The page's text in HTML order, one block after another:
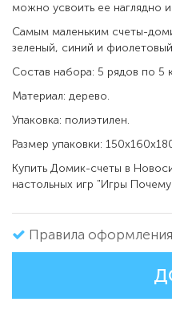
можно усвоить ее наглядно
Самым маленьким счеты-
зеленый, синий и
Состав набора: 5 рядов по 5
Материал: дерево.
Упаковка: полиэтилен.
Размер упаковки:
Купить Домик-счеты в
настольных игр "Игры
Правила